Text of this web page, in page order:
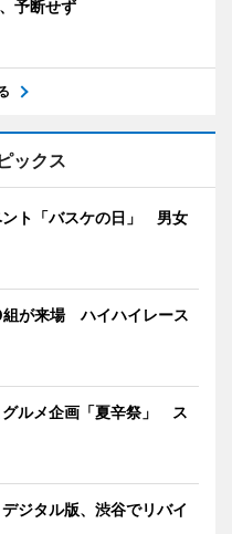
予断せず
ックス
ント「バスケの日」 男女
が来場 ハイハイレース
グルメ企画「夏辛祭」 ス
ジタル版、渋谷でリバイ